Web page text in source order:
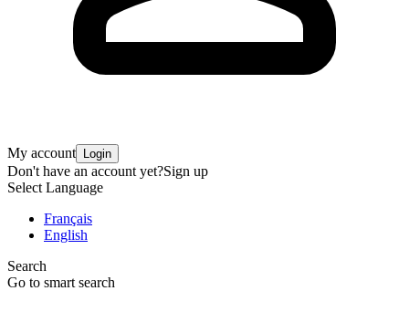
My account Login
Don't have an account yet?Sign up
Select Language
Français
English
Search
Go to smart search